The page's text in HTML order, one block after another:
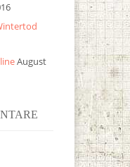
August